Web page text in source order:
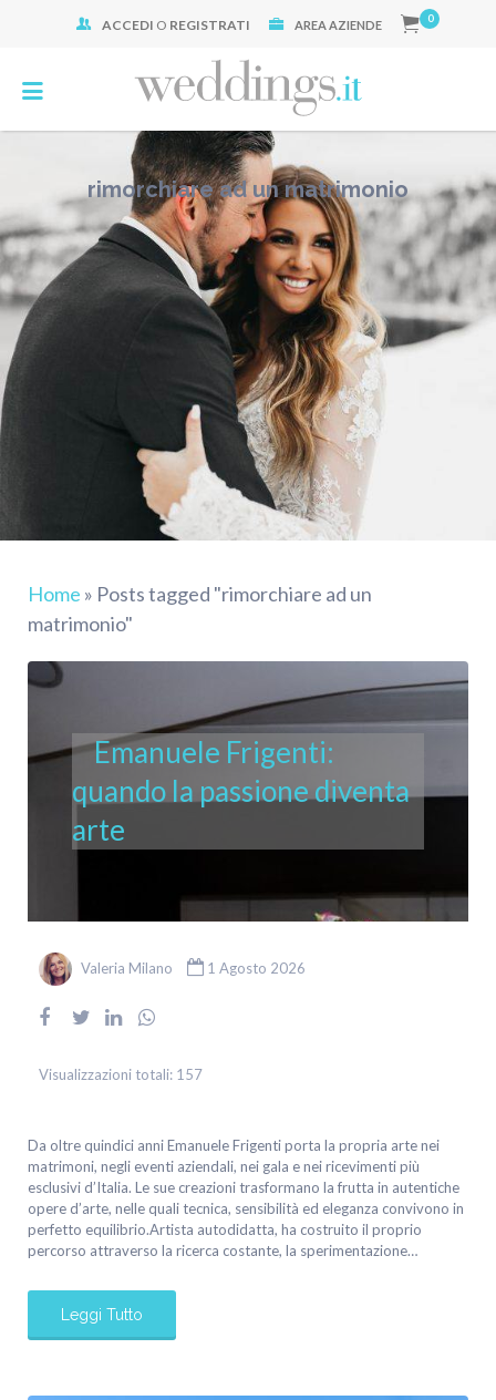
ACCEDI O REGISTRATI AREA AZIENDE 0
rimorchiare ad un matrimonio
Home » Posts tagged "rimorchiare ad un
matrimonio"
Emanuele Frigenti:
quando la passione diventa
arte
Valeria Milano 1 Agosto 2026
Visualizzazioni totali: 157
Da oltre quindici anni Emanuele Frigenti porta la propria arte nei
matrimoni, negli eventi aziendali, nei gala e nei ricevimenti più
esclusivi d’Italia. Le sue creazioni trasformano la frutta in autentiche
opere d’arte, nelle quali tecnica, sensibilità ed eleganza convivono in
perfetto equilibrio.Artista autodidatta, ha costruito il proprio
percorso attraverso la ricerca costante, la sperimentazione…
Leggi Tutto